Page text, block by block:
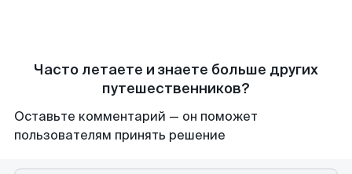
Часто летаете и знаете больше других
путешественников?
Оставьте комментарий — он поможет
пользователям принять решение